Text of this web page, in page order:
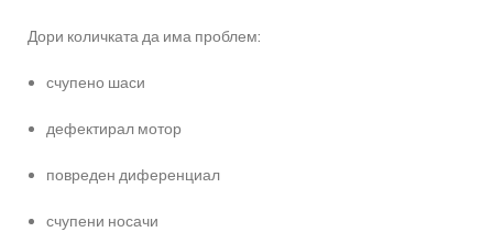
Дори количката да има проблем:
счупено шаси
дефектирал мотор
повреден диференциал
счупени носачи